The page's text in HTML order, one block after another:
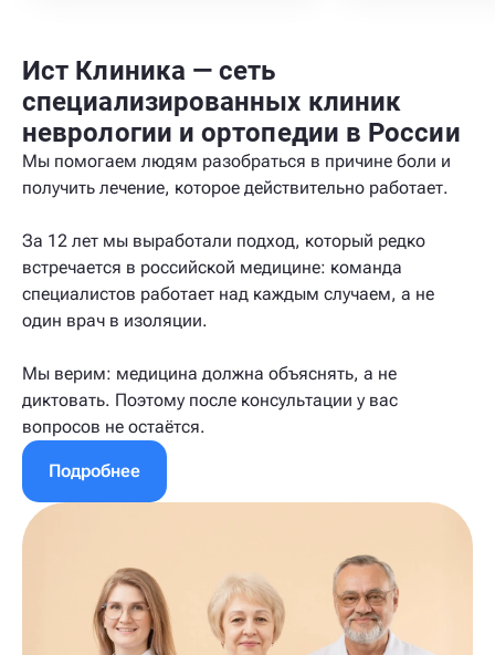
Ист Клиника — сеть
специализированных клиник
неврологии и ортопедии в России
Мы помогаем людям разобраться в причине боли и
получить лечение, которое действительно работает.
За 12 лет мы выработали подход, который редко
встречается в российской медицине: команда
специалистов работает над каждым случаем, а не
один врач в изоляции.
Мы верим: медицина должна объяснять, а не
диктовать. Поэтому после консультации у вас
вопросов не остаётся.
Подробнее